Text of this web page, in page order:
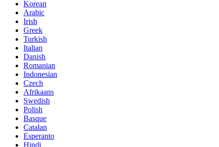
Korean
Arabic
Irish
Greek
Turkish
Italian
Danish
Romanian
Indonesian
Czech
Afrikaans
Swedish
Polish
Basque
Catalan
Esperanto
Hindi